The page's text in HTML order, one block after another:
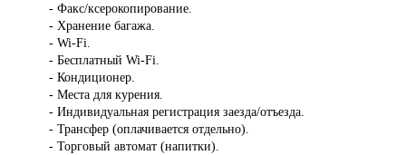
- Факс/ксерокопирование.
- Хранение багажа.
- Wi-Fi.
- Бесплатный Wi-Fi.
- Кондиционер.
- Места для курения.
- Индивидуальная регистрация заезда/отъезда.
- Трансфер (оплачивается отдельно).
- Торговый автомат (напитки).